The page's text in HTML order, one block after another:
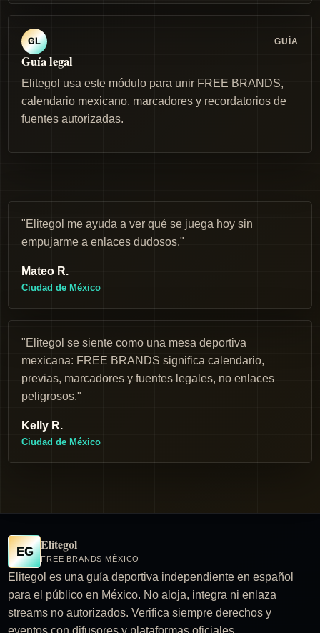
GL GUÍA
Guía legal
Elitegol usa este módulo para unir FREE BRANDS,
calendario mexicano, marcadores y recordatorios de
fuentes autorizadas.
"Elitegol me ayuda a ver qué se juega hoy sin
empujarme a enlaces dudosos."
Mateo R.
Ciudad de México
"Elitegol se siente como una mesa deportiva
mexicana: FREE BRANDS significa calendario,
previas, marcadores y fuentes legales, no enlaces
peligrosos."
Kelly R.
Ciudad de México
EG Elitegol
FREE BRANDS MÉXICO
Elitegol es una guía deportiva independiente en español
para el público en México. No aloja, integra ni enlaza
streams no autorizados. Verifica siempre derechos y
eventos con difusores y plataformas oficiales.